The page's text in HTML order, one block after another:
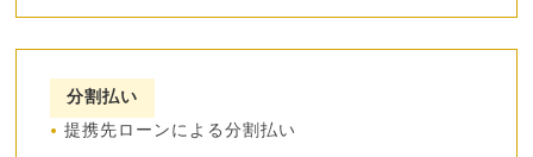
分割払い
提携先ローンによる分割払い